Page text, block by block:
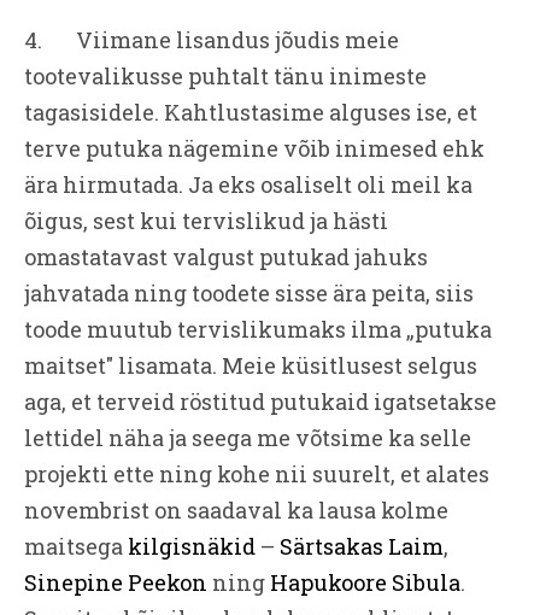
4. Viimane lisandus jõudis meie
tootevalikusse puhtalt tänu inimeste
tagasisidele. Kahtlustasime alguses ise, et
terve putuka nägemine võib inimesed ehk
ära hirmutada. Ja eks osaliselt oli meil ka
õigus, sest kui tervislikud ja hästi
omastatavast valgust putukad jahuks
jahvatada ning toodete sisse ära peita, siis
toode muutub tervislikumaks ilma „putuka
maitset" lisamata. Meie küsitlusest selgus
aga, et terveid röstitud putukaid igatsetakse
lettidel näha ja seega me võtsime ka selle
projekti ette ning kohe nii suurelt, et alates
novembrist on saadaval ka lausa kolme
maitsega kilgisnäkid – Särtsakas Laim,
Sinepine Peekon ning Hapukoore Sibula.